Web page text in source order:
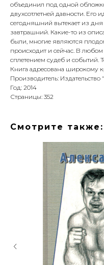
объединил под одной
двухсотлетней давности. Его
сегодняшний вытекает из дня
завтрашний. Какие-то из
были, многие являются
происходит и сейчас. В
сплетением судеб и событий.
Книга адресована широкому
Производитель: Издательство
Год: 2014
Страницы: 352
Смотрите также: